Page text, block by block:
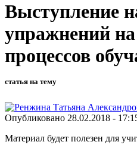
Выступление
упражнений
процессов
статья на тему
Опубликовано 28.02.2018 -
Материал будет полезен для